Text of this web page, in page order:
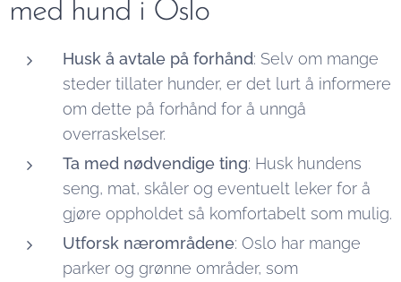
med hund i Oslo
Husk å avtale på forhånd: Selv om mange
steder tillater hunder, er det lurt å informere
om dette på forhånd for å unngå
overraskelser.
Ta med nødvendige ting: Husk hundens
seng, mat, skåler og eventuelt leker for å
gjøre oppholdet så komfortabelt som mulig.
Utforsk nærområdene: Oslo har mange
parker og grønne områder, som